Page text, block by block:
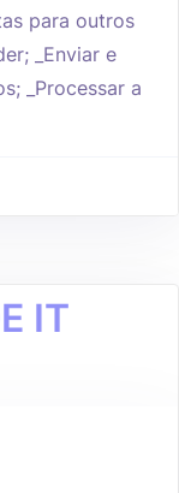
para outros
_Enviar e
_Processar a
IT